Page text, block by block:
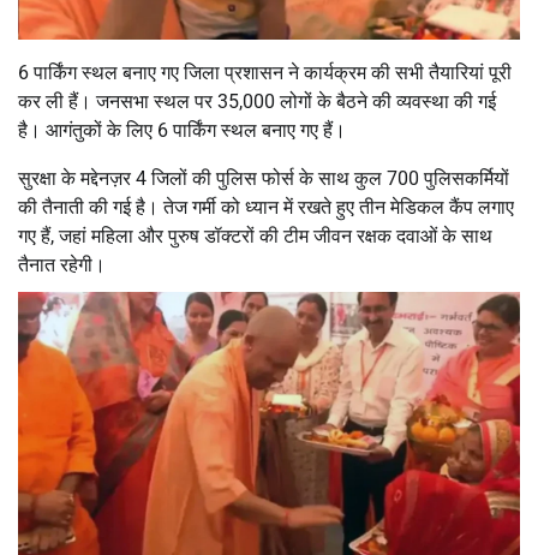
6 पार्किंग स्थल बनाए गए जिला प्रशासन ने कार्यक्रम की सभी तैयारियां पूरी
कर ली हैं। जनसभा स्थल पर 35,000 लोगों के बैठने की व्यवस्था की गई
है। आगंतुकों के लिए 6 पार्किंग स्थल बनाए गए हैं।
सुरक्षा के मद्देनज़र 4 जिलों की पुलिस फोर्स के साथ कुल 700 पुलिसकर्मियों
की तैनाती की गई है। तेज गर्मी को ध्यान में रखते हुए तीन मेडिकल कैंप लगाए
गए हैं, जहां महिला और पुरुष डॉक्टरों की टीम जीवन रक्षक दवाओं के साथ
तैनात रहेगी।